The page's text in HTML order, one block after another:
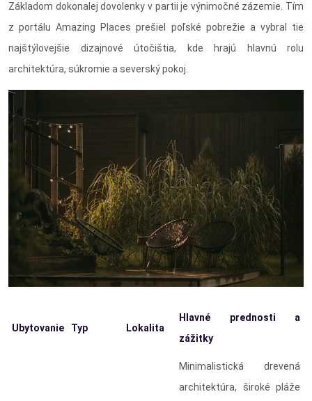
Základom dokonalej dovolenky v partii je výnimočné zázemie. Tím
z portálu Amazing Places prešiel poľské pobrežie a vybral tie
najštýlovejšie dizajnové útočištia, kde hrajú hlavnú rolu
architektúra, súkromie a severský pokoj.
Ubytovanie Typ Lokalita
Hlavné prednosti a
zážitky
Minimalistická drevená
architektúra, široké pláže